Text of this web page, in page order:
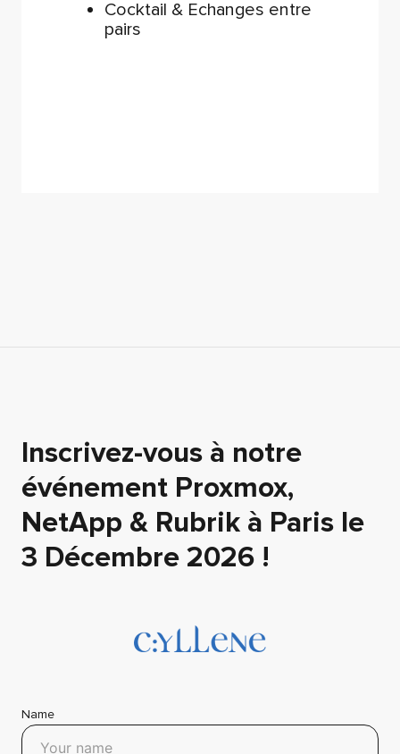
Cocktail & Echanges entre
pairs
Inscrivez-vous à notre
événement Proxmox,
NetApp & Rubrik à Paris le
3 Décembre 2026 !
Name